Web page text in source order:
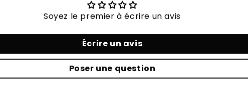
Soyez le premier à écrire un avis
Écrire un avis
Poser une question